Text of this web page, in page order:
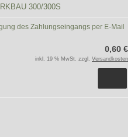
300/300S
des Zahlungseingangs per E-Mail
0,60 €
inkl. 19 % MwSt. zzgl. Versandkosten